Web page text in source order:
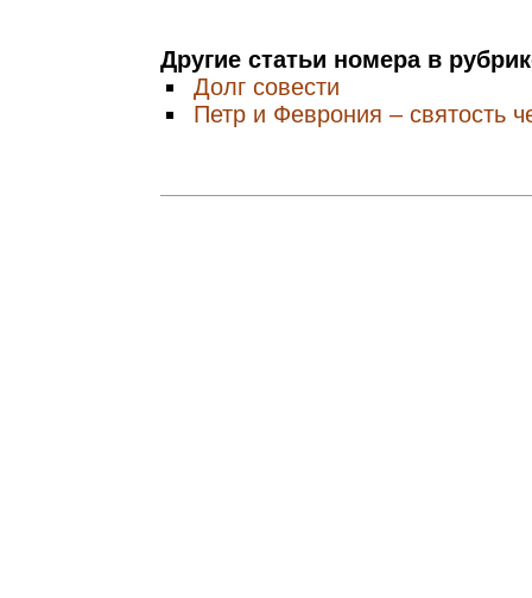
Другие статьи номера в
Долг совести
Петр и Феврония – святость